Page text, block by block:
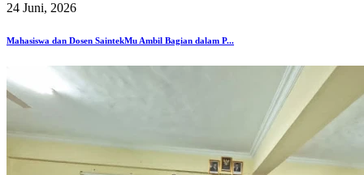
24 Juni, 2026
Mahasiswa dan Dosen SaintekMu Ambil Bagian dalam P...